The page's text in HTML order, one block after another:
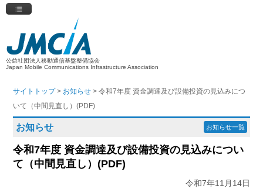
公益社団法人移動通信基盤整備協会
Japan Mobile Communications Infrastructure Association
サイトトップ> お知らせ > 令和7年度 資金調達及び設備投資の見込みにつ
いて（中間見直し）(PDF)
お知らせ お知らせ一覧
令和7年度 資金調達及び設備投資の見込みについ
て（中間見直し）(PDF)
令和7年11月14日